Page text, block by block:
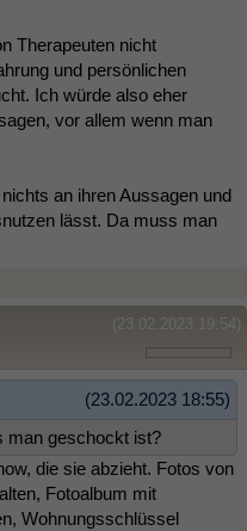
Therapeuten nicht
und persönlichen
Ich würde also eher
vor allem wenn man
an ihren Aussagen und
lässt. Da muss man
(23.02.2023 19:54)
(23.02.2023 18:55)
man geschockt ist?
die sie abzieht. Fotos von
Fotoalbum mit
Wohnungsschlüssel